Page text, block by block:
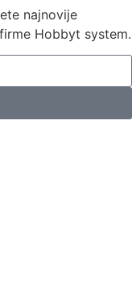
najnovije
Hobbyt system.